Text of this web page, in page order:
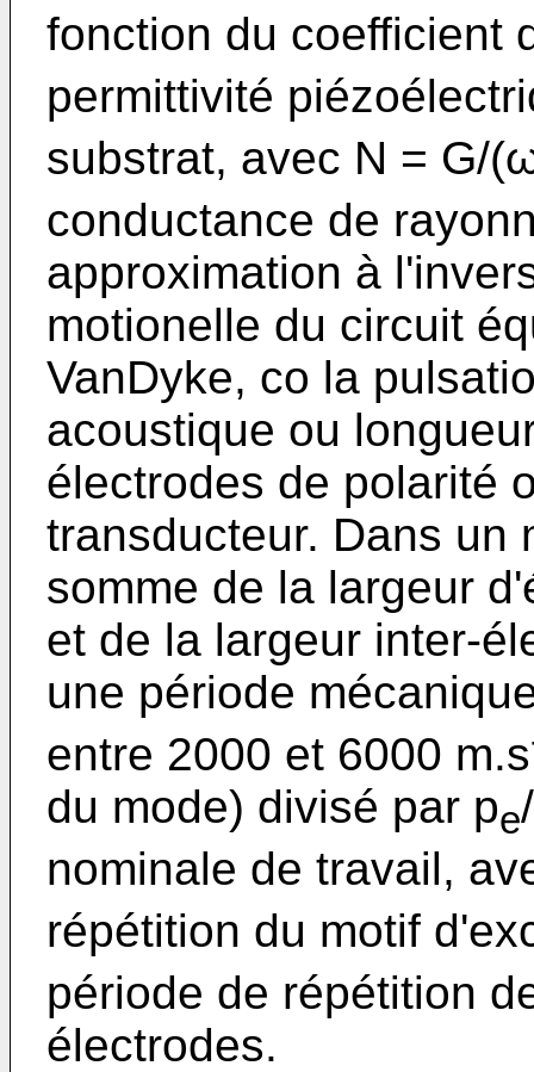
fonction du coefficient
permittivité
substrat, avec N = G/
conductance de
approximation à
motionelle du circuit
VanDyke, co la
acoustique ou
électrodes de polarité
transducteur. Dans un
somme de la largeur
et de la largeur inter-
une période
entre 2000 et 6000 m.s
du mode) divisé par pe
nominale de travail,
répétition du motif
période de répétition
électrodes.